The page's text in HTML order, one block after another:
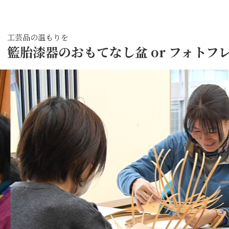
工芸品の温もりを
籃胎漆器のおもてなし盆 or フォトフ